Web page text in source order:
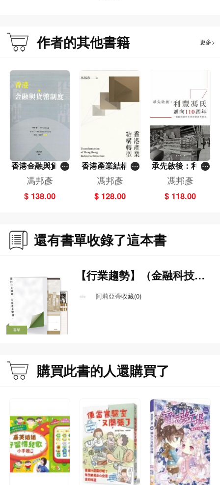
作者的其他書籍 更多>
香港金融與貨幣
制度
馮邦彥
$ 138.00
香港產業結構轉
型
馮邦彥
$ 128.00
承先啟後：利豐
馮氏邁向110週
年
馮邦彥
$ 118.00
還有書單收錄了這本書
書單
【行業趨勢】（金融科技、
商業經管類）
阿莉亞蒂收藏(0)
購買此書的人還購買了